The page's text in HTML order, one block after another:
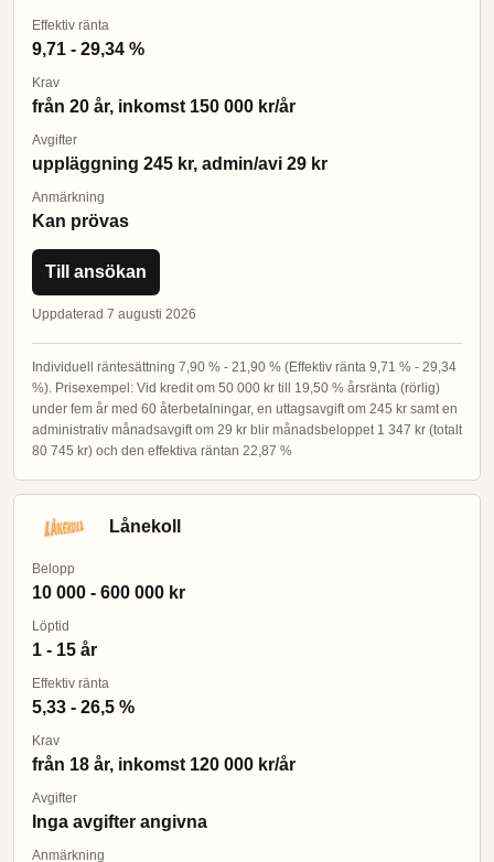
Effektiv ränta
9,71 - 29,34 %
Krav
från 20 år, inkomst 150 000 kr/år
Avgifter
uppläggning 245 kr, admin/avi 29 kr
Anmärkning
Kan prövas
Till ansökan
Uppdaterad 7 augusti 2026
Individuell räntesättning 7,90 % - 21,90 % (Effektiv ränta 9,71 % - 29,34
%). Prisexempel: Vid kredit om 50 000 kr till 19,50 % årsränta (rörlig)
under fem år med 60 återbetalningar, en uttagsavgift om 245 kr samt en
administrativ månadsavgift om 29 kr blir månadsbeloppet 1 347 kr (totalt
80 745 kr) och den effektiva räntan 22,87 %
Lånekoll
Belopp
10 000 - 600 000 kr
Löptid
1 - 15 år
Effektiv ränta
5,33 - 26,5 %
Krav
från 18 år, inkomst 120 000 kr/år
Avgifter
Inga avgifter angivna
Anmärkning